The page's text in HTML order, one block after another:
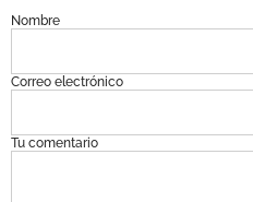
Nombre
Correo electrónico
Tu comentario